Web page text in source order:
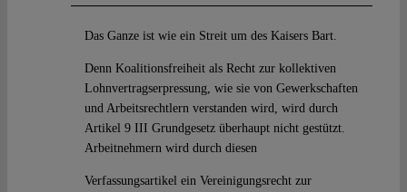
Das Ganze ist wie ein Streit um des Kaisers Bart.
Denn Koalitionsfreiheit als Recht zur kollektiven
Lohnvertragserpressung, wie sie von Gewerkschaften
und Arbeitsrechtlern verstanden wird, wird durch
Artikel 9 III Grundgesetz überhaupt nicht gestützt.
Arbeitnehmern wird durch diesen
Verfassungsartikel ein Vereinigungsrecht zur